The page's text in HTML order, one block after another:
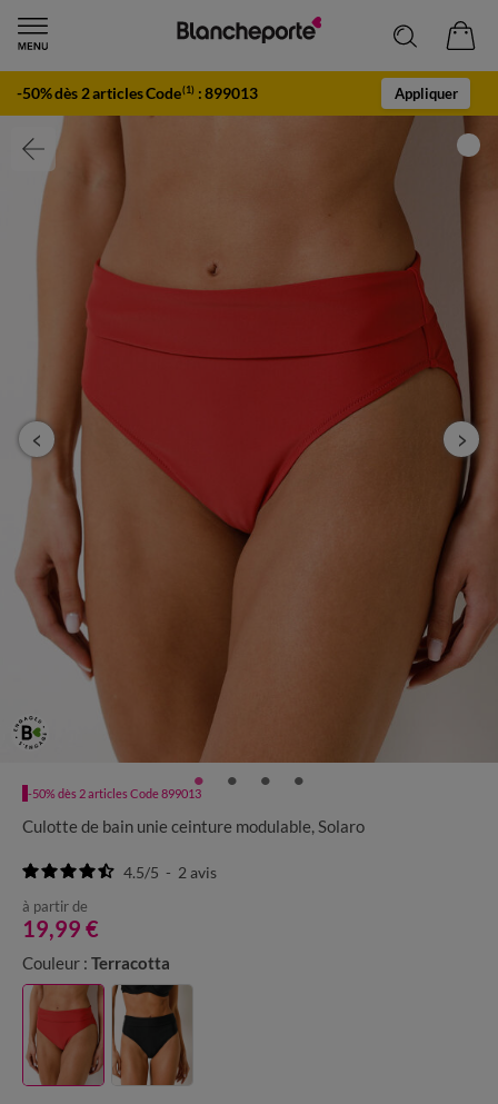
-50% dès 2 articles Code(1) :899013 Appliquer
-50% dès 2 articles Code 899013
Culotte de bain unie ceinture modulable, Solaro
4.5/5 - 2 avis
à partir de
19,99 €
Couleur : Terracotta